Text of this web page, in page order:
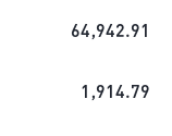
64,942.91
1,914.79